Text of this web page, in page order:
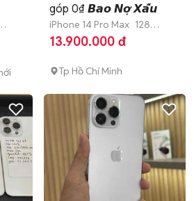
góp 0₫ 𝘽𝙖𝙤 𝙉𝙤̛̣ 𝙓𝙖̂́𝙪
iPhone 14 Pro Max 128
GB Hết bảo hành
13.900.000 đ
Tp Hồ Chí Minh